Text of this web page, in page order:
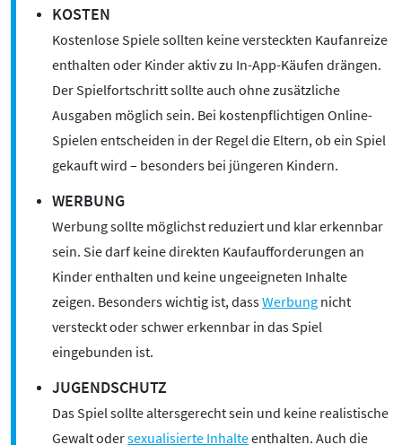
KOSTEN
Kostenlose Spiele sollten keine versteckten Kaufanreize
enthalten oder Kinder aktiv zu In-App-Käufen drängen.
Der Spielfortschritt sollte auch ohne zusätzliche
Ausgaben möglich sein. Bei kostenpflichtigen Online-
Spielen entscheiden in der Regel die Eltern, ob ein Spiel
gekauft wird – besonders bei jüngeren Kindern.
WERBUNG
Werbung sollte möglichst reduziert und klar erkennbar
sein. Sie darf keine direkten Kaufaufforderungen an
Kinder enthalten und keine ungeeigneten Inhalte
zeigen. Besonders wichtig ist, dassWerbung nicht
versteckt oder schwer erkennbar in das Spiel
eingebunden ist.
JUGENDSCHUTZ
Das Spiel sollte altersgerecht sein und keine realistische
Gewalt odersexualisierte Inhalteenthalten. Auch die
ÜBER UNS:
Kontakt
Initiative
Partner
Kooperationen
SERVICE:
Elternangebote
Online-Game